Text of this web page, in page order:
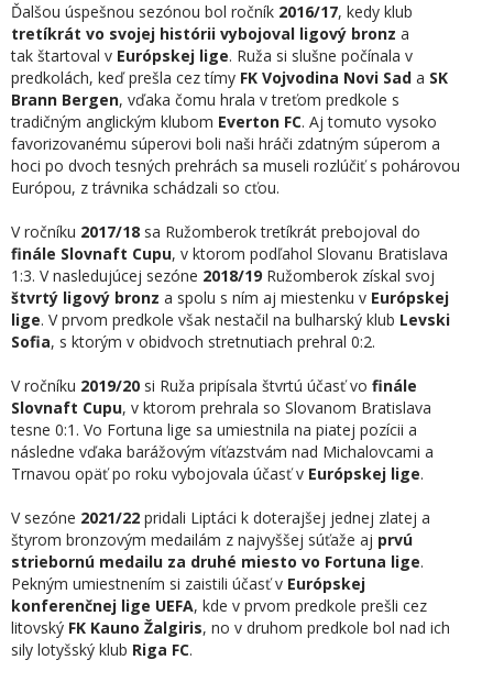
Ďalšou úspešnou sezónou bol ročník 2016/17, kedy klub
tretíkrát vo svojej histórii vybojoval ligový bronz a
tak štartoval v Európskej lige. Ruža si slušne počínala v
predkolách, keď prešla cez tímy FK Vojvodina Novi Sad a SK
Brann Bergen, vďaka čomu hrala v treťom predkole s
tradičným anglickým klubom Everton FC. Aj tomuto vysoko
favorizovanému súperovi boli naši hráči zdatným súperom a
hoci po dvoch tesných prehrách sa museli rozlúčiť s pohárovou
Európou, z trávnika schádzali so cťou.
V ročníku 2017/18 sa Ružomberok tretíkrát prebojoval do
finále Slovnaft Cupu, v ktorom podľahol Slovanu Bratislava
1:3. V nasledujúcej sezóne 2018/19 Ružomberok získal svoj
štvrtý ligový bronz a spolu s ním aj miestenku v Európskej
lige. V prvom predkole však nestačil na bulharský klub Levski
Sofia, s ktorým v obidvoch stretnutiach prehral 0:2.
V ročníku 2019/20 si Ruža pripísala štvrtú účasť vo finále
Slovnaft Cupu, v ktorom prehrala so Slovanom Bratislava
tesne 0:1. Vo Fortuna lige sa umiestnila na piatej pozícii a
následne vďaka barážovým víťazstvám nad Michalovcami a
Trnavou opäť po roku vybojovala účasť v Európskej lige.
V sezóne 2021/22 pridali Liptáci k doterajšej jednej zlatej a
štyrom bronzovým medailám z najvyššej súťaže aj prvú
striebornú medailu za druhé miesto vo Fortuna lige.
Pekným umiestnením si zaistili účasť v Európskej
konferenčnej lige UEFA, kde v prvom predkole prešli cez
litovský FK Kauno Žalgiris, no v druhom predkole bol nad ich
sily lotyšský klub Riga FC.